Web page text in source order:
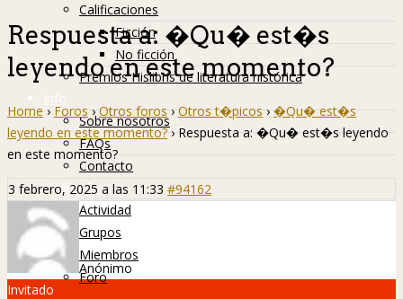
Calificaciones
Ficción
No ficción
Premios Hislibris de literatura histórica
Info
Sobre nosotros
FAQs
Contacto
Hislibreños
Actividad
Grupos
Miembros
Foro
Respuesta a: �Qu� est�s
leyendo en este momento?
Home › Foros › Otros foros › Otros t�picos › �Qu� est�s
leyendo en este momento? › Respuesta a: �Qu� est�s leyendo
en este momento?
3 febrero, 2025 a las 11:33 #94162
Anónimo
Invitado